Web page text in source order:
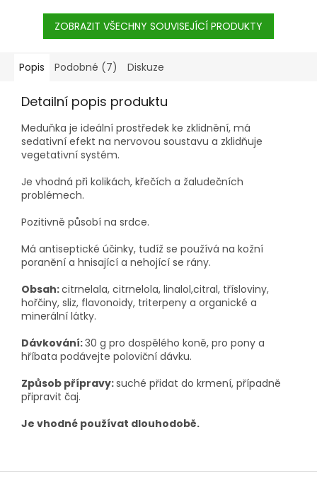
ZOBRAZIT VŠECHNY SOUVISEJÍCÍ PRODUKTY
Popis Podobné (7) Diskuze
Detailní popis produktu
Meduňka je ideální prostředek ke zklidnění, má
sedativní efekt na nervovou soustavu a zklidňuje
vegetativní systém.
Je vhodná při kolikách, křečích a žaludečních
problémech.
Pozitivně působí na srdce.
Má antiseptické účinky, tudíž se používá na kožní
poranění a hnisající a nehojící se rány.
Obsah:citrnelala, citrnelola, linalol,citral, třísloviny,
hořčiny, sliz, flavonoidy, triterpeny a organické a
minerální látky.
Dávkování:30 g pro dospělého koně, pro pony a
hříbata podávejte poloviční dávku.
Způsob přípravy:suché přidat do krmení, případně
připravit čaj.
Je vhodné používat dlouhodobě.
Z